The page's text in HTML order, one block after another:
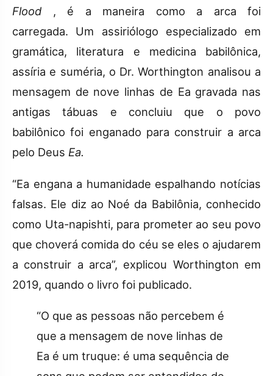
Flood , é a maneira como a arca foi
carregada. Um assiriólogo especializado em
gramática, literatura e medicina babilônica,
assíria e suméria, o Dr. Worthington analisou a
mensagem de nove linhas de Ea gravada nas
antigas tábuas e concluiu que o povo
babilônico foi enganado para construir a arca
pelo Deus Ea.
“Ea engana a humanidade espalhando notícias
falsas. Ele diz ao Noé da Babilônia, conhecido
como Uta-napishti, para prometer ao seu povo
que choverá comida do céu se eles o ajudarem
a construir a arca”, explicou Worthington em
2019, quando o livro foi publicado.
“O que as pessoas não percebem é
que a mensagem de nove linhas de
Ea é um truque: é uma sequência de